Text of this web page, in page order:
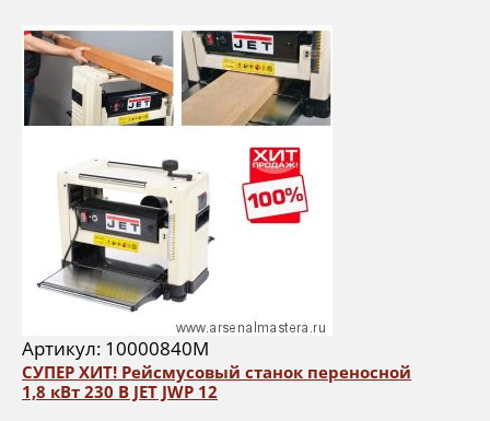
Артикул: 10000840M
СУПЕР ХИТ! Рейсмусовый станок переносной
1,8 кВт 230 В JET JWP 12